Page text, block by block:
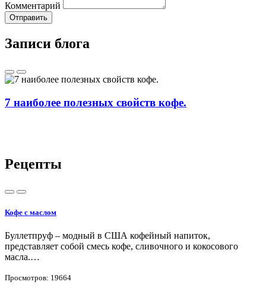
Комментарий
Отправить
Записи блога
7 наиболее полезных свойств кофе.
Рецепты
Кофе с маслом
Буллетпруф – модный в США кофейный напиток,
представляет собой смесь кофе, сливочного и кокосового
масла.…
Просмотров: 19664